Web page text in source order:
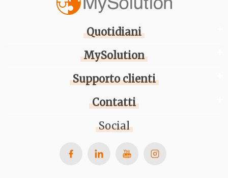
Quotidiani
MySolution
Supporto clienti
Contatti
Social